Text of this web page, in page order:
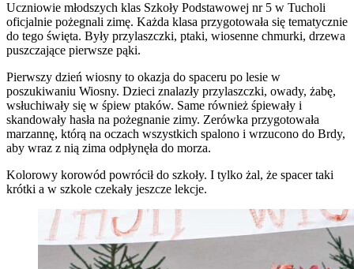
Uczniowie młodszych klas Szkoły Podstawowej nr 5 w Tucholi
oficjalnie pożegnali zimę. Każda klasa przygotowała się tematycznie
do tego święta. Były przylaszczki, ptaki, wiosenne chmurki, drzewa
puszczające pierwsze pąki.
Pierwszy dzień wiosny to okazja do spaceru po lesie w
poszukiwaniu Wiosny. Dzieci znalazły przylaszczki, owady, żabę,
wsłuchiwały się w śpiew ptaków. Same również śpiewały i
skandowały hasła na pożegnanie zimy. Zerówka przygotowała
marzannę, którą na oczach wszystkich spalono i wrzucono do Brdy,
aby wraz z nią zima odpłynęła do morza.
Kolorowy korowód powrócił do szkoły. I tylko żal, że spacer taki
krótki a w szkole czekały jeszcze lekcje.